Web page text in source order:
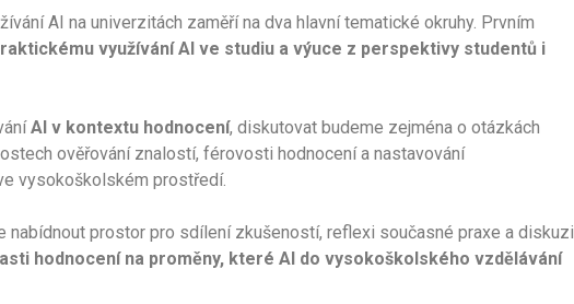
AI na univerzitách zaměří na dva hlavní tematické okruhy. Prvním
využívání AI ve studiu a výuce z perspektivy studentů i
AI v kontextu hodnocení, diskutovat budeme zejména o otázkách
ověřování znalostí, férovosti hodnocení a nastavování
vysokoškolském prostředí.
nabídnout prostor pro sdílení zkušeností, reflexi současné praxe a diskuzi
hodnocení na proměny, které AI do vysokoškolského vzdělávání